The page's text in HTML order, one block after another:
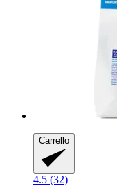
Carrello
4.5 (32)